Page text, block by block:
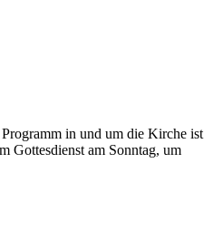
in und um die Kirche ist
Gottesdienst am Sonntag, um